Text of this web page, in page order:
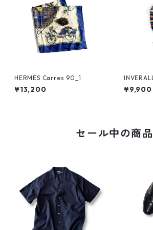
HERMES Carres 90_1
¥13,200 ¥9,900
セール中の商品